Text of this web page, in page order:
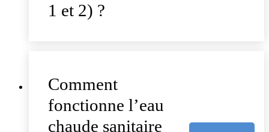
1 et 2) ?
Comment
fonctionne l’eau
chaude sanitaire